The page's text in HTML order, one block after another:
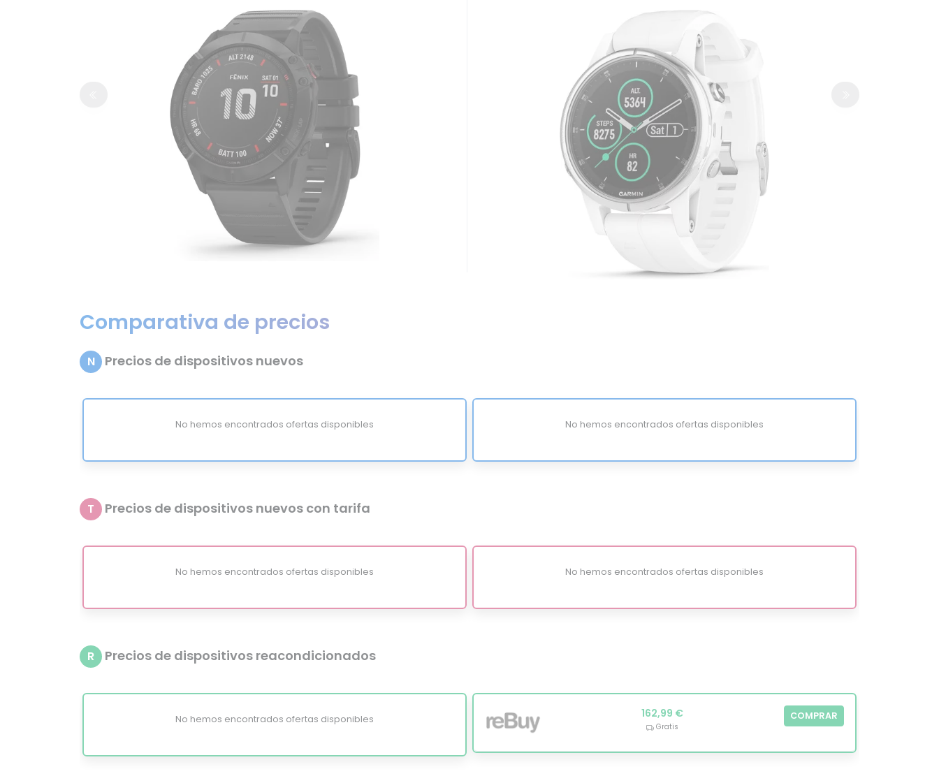
Comparativa de precios
N Precios de dispositivos nuevos
No hemos encontrados ofertas disponibles No hemos encontrados ofertas disponibles
T Precios de dispositivos nuevos con tarifa
No hemos encontrados ofertas disponibles No hemos encontrados ofertas disponibles
R Precios de dispositivos reacondicionados
No hemos encontrados ofertas disponibles 162,99 €
Gratis
COMPRAR